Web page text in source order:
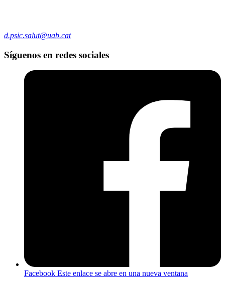
d.psic.salut@uab.cat
Síguenos en redes sociales
Facebook Este enlace se abre en una nueva ventana